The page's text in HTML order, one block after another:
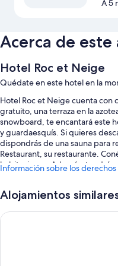
A 5
Acerca de
Hotel Roc et Neige
Quédate en este hotel en la
Hotel Roc et Neige cuenta
gratuito, una terraza en la
snowboard, te encantará este
y guardaesquís. Si quieres
dispondrás de una sauna para
Restaurant, su restaurante.
habitaciones. Además, tendrás
También podrás disfrutar de
Aparcamiento gratis
Información sobre los
Alojamientos
Dorint Parkhotel Bad